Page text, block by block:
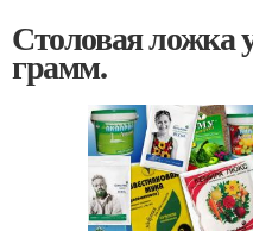
Столовая ложка
грамм.